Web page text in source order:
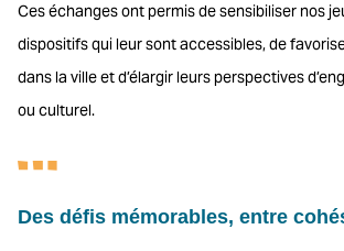
Ces échanges ont permis de sensibiliser nos
dispositifs qui leur sont accessibles, de
dans la ville et d’élargir leurs perspectives
ou culturel.
Des défis mémorables, entre